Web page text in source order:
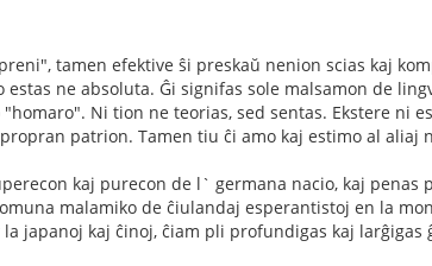
tamen efektive ŝi preskaŭ nenion scias kaj
estas ne absoluta. Ĝi signifas sole malsamon de
Ni tion ne teorias, sed sentas. Ekstere ni
patrion. Tamen tiu ĉi amo kaj estimo al aliaj
kaj purecon de l` germana nacio, kaj
malamiko de ĉiulandaj esperantistoj en la
japanoj kaj ĉinoj, ĉiam pli profundigas kaj larĝigas